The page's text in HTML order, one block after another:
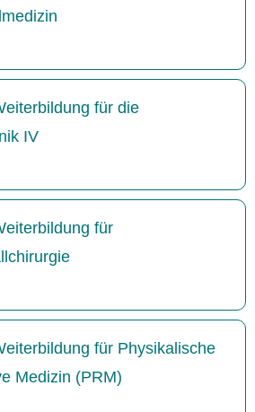
für die
IV
für
für Physikalische
Medizin (PRM)